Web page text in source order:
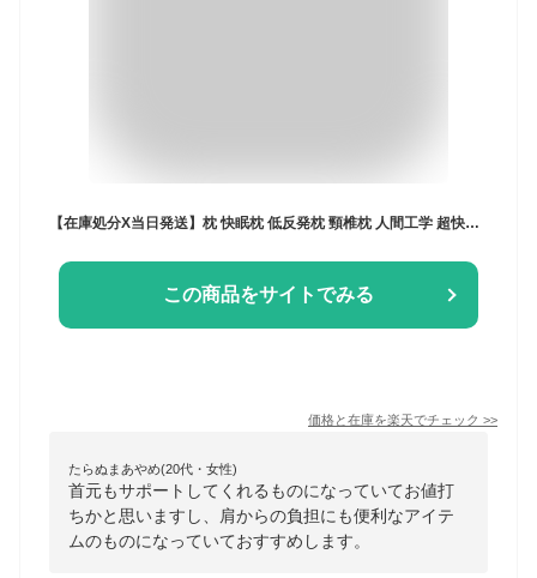
【在庫処分X当日発送】枕 快眠枕 低反発枕 頸椎枕 人間工学 超快適ハイテク頚椎牽引ケア枕 メモリーフォーム 頚椎牽引枕 頚椎 首ストレッチ 健康グッズ ケア枕 頸椎サポート ストレートネック枕 低反発 まくら 健康枕 頚椎牽引 矯正枕 解消 安眠枕首こり 横向き
この商品をサイトでみる
価格と在庫を楽天でチェック >>
たらぬまあやめ(20代・女性)
首元もサポートしてくれるものになっていてお値打
ちかと思いますし、肩からの負担にも便利なアイテ
ムのものになっていておすすめします。